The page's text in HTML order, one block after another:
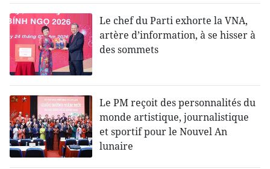
Le chef du Parti exhorte la VNA,
artère d’information, à se hisser à
des sommets
Le PM reçoit des personnalités du
monde artistique, journalistique
et sportif pour le Nouvel An
lunaire